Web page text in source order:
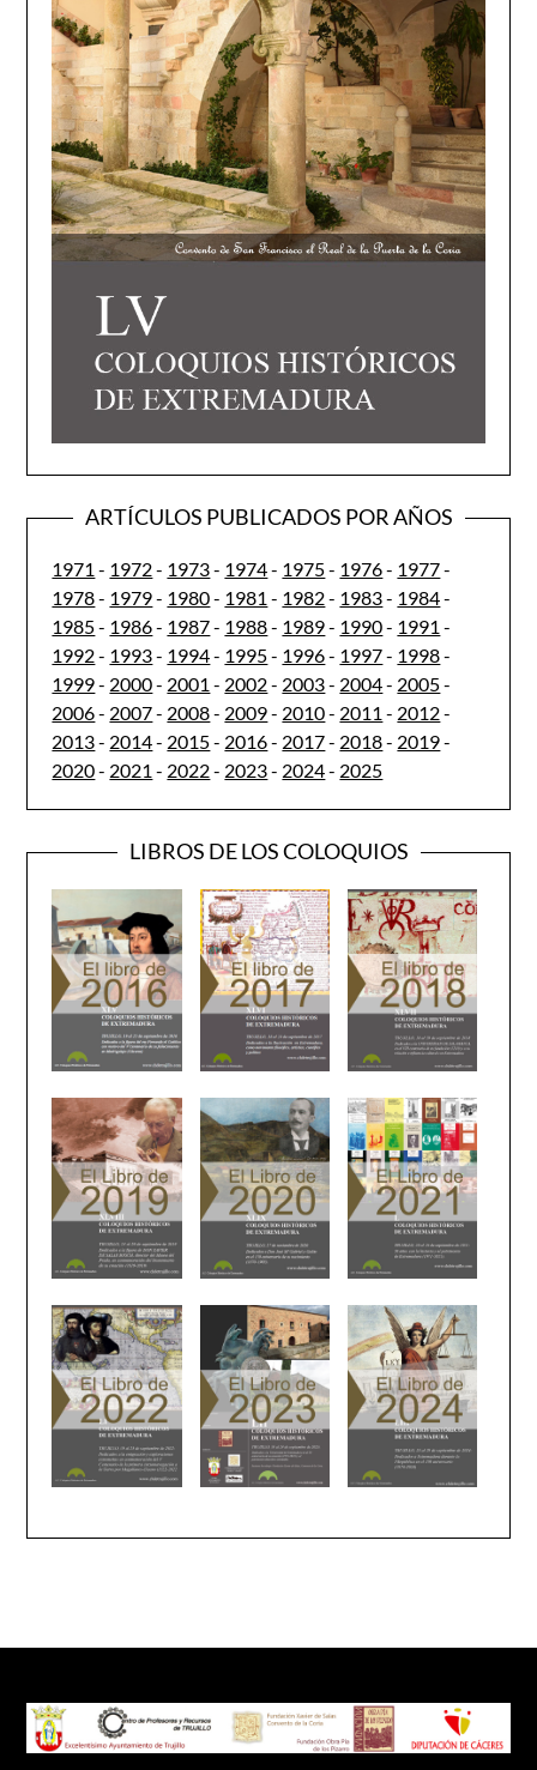
ARTÍCULOS PUBLICADOS POR AÑOS
1971 - 1972- 1973- 1974- 1975- 1976- 1977-
1978- 1979- 1980- 1981 - 1982- 1983- 1984-
1985- 1986- 1987- 1988- 1989- 1990- 1991 -
1992- 1993- 1994- 1995- 1996- 1997- 1998-
1999- 2000- 2001 - 2002- 2003- 2004- 2005-
2006- 2007- 2008- 2009- 2010- 2011 - 2012-
2013- 2014- 2015- 2016- 2017- 2018- 2019-
2020- 2021 - 2022- 2023- 2024- 2025
LIBROS DE LOS COLOQUIOS